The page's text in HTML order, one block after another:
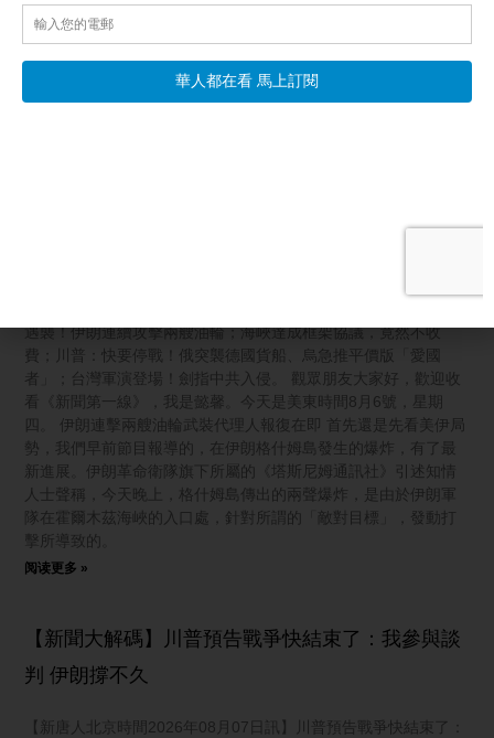
【新聞第一線】開戰！胡塞襲沙特平民 海峽協議不
遇襲！伊朗連續攻擊兩艘油輪；海峽達成框架協議，竟然不收
費；川普：快要停戰！俄突襲德國貨船、烏急推平價版「愛國
者」；台灣軍演登場！劍指中共入侵。 觀眾朋友大家好，歡迎收
看《新聞第一線》，我是懿馨。今天是美東時間8月6號，星期
四。 伊朗連擊兩艘油輪武裝代理人報復在即 首先還是先看美伊局
勢，我們早前節目報導的，在伊朗格什姆島發生的爆炸，有了最
新進展。伊朗革命衛隊旗下所屬的《塔斯尼姆通訊社》引述知情
人士聲稱，今天晚上，格什姆島傳出的兩聲爆炸，是由於伊朗軍
隊在霍爾木茲海峽的入口處，針對所謂的「敵對目標」，發動打
擊所導致的。
阅读更多 »
【新聞大解碼】川普預告戰爭快結束了：我參與談
判 伊朗撐不久
【新唐人北京時間2026年08月07日訊】川普預告戰爭快結束了：